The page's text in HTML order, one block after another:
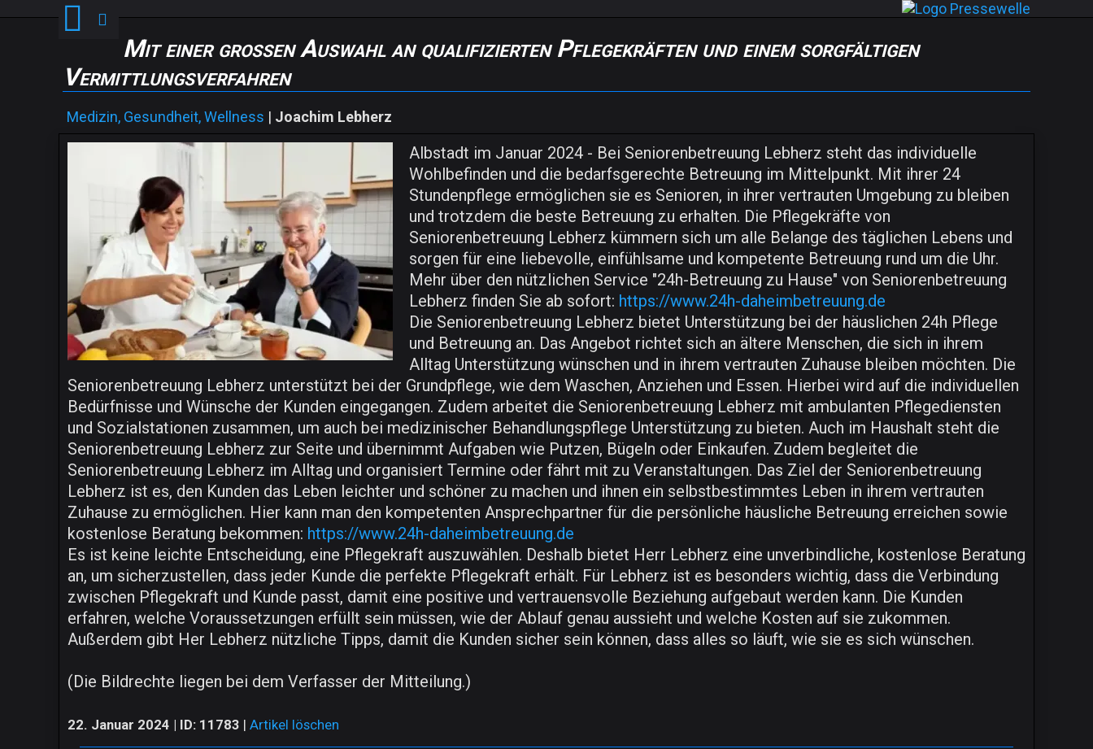
Mit einer großen Auswahl an qualifizierten Pflegekräften und einem sorgfältigen
Vermittlungsverfahren
Medizin, Gesundheit, Wellness | Joachim Lebherz
Albstadt im Januar 2024 - Bei Seniorenbetreuung Lebherz steht das individuelle
Wohlbefinden und die bedarfsgerechte Betreuung im Mittelpunkt. Mit ihrer 24
Stundenpflege ermöglichen sie es Senioren, in ihrer vertrauten Umgebung zu bleiben
und trotzdem die beste Betreuung zu erhalten. Die Pflegekräfte von
Seniorenbetreuung Lebherz kümmern sich um alle Belange des täglichen Lebens und
sorgen für eine liebevolle, einfühlsame und kompetente Betreuung rund um die Uhr.
Mehr über den nützlichen Service "24h-Betreuung zu Hause" von Seniorenbetreuung
Lebherz finden Sie ab sofort: https://www.24h-daheimbetreuung.de
Die Seniorenbetreuung Lebherz bietet Unterstützung bei der häuslichen 24h Pflege
und Betreuung an. Das Angebot richtet sich an ältere Menschen, die sich in ihrem
Alltag Unterstützung wünschen und in ihrem vertrauten Zuhause bleiben möchten. Die
Seniorenbetreuung Lebherz unterstützt bei der Grundpflege, wie dem Waschen, Anziehen und Essen. Hierbei wird auf die individuellen
Bedürfnisse und Wünsche der Kunden eingegangen. Zudem arbeitet die Seniorenbetreuung Lebherz mit ambulanten Pflegediensten
und Sozialstationen zusammen, um auch bei medizinischer Behandlungspflege Unterstützung zu bieten. Auch im Haushalt steht die
Seniorenbetreuung Lebherz zur Seite und übernimmt Aufgaben wie Putzen, Bügeln oder Einkaufen. Zudem begleitet die
Seniorenbetreuung Lebherz im Alltag und organisiert Termine oder fährt mit zu Veranstaltungen. Das Ziel der Seniorenbetreuung
Lebherz ist es, den Kunden das Leben leichter und schöner zu machen und ihnen ein selbstbestimmtes Leben in ihrem vertrauten
Zuhause zu ermöglichen. Hier kann man den kompetenten Ansprechpartner für die persönliche häusliche Betreuung erreichen sowie
kostenlose Beratung bekommen: https://www.24h-daheimbetreuung.de
Es ist keine leichte Entscheidung, eine Pflegekraft auszuwählen. Deshalb bietet Herr Lebherz eine unverbindliche, kostenlose Beratung
an, um sicherzustellen, dass jeder Kunde die perfekte Pflegekraft erhält. Für Lebherz ist es besonders wichtig, dass die Verbindung
zwischen Pflegekraft und Kunde passt, damit eine positive und vertrauensvolle Beziehung aufgebaut werden kann. Die Kunden
erfahren, welche Voraussetzungen erfüllt sein müssen, wie der Ablauf genau aussieht und welche Kosten auf sie zukommen.
Außerdem gibt Her Lebherz nützliche Tipps, damit die Kunden sicher sein können, dass alles so läuft, wie sie es sich wünschen.
(Die Bildrechte liegen bei dem Verfasser der Mitteilung.)
22. Januar 2024 | ID: 11783 Artikel löschen